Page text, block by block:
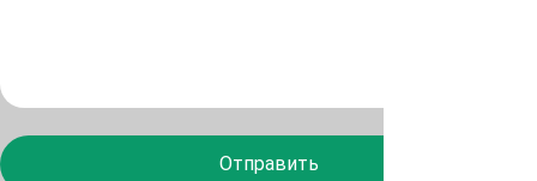
Отправить